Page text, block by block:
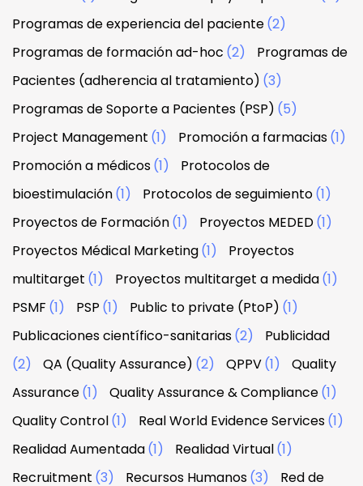
Programas de experiencia del paciente(2)
Programas de formación ad-hoc (2)
Programas de
Pacientes (adherencia al tratamiento) (3)
Programas de Soporte a Pacientes (PSP) (5)
Project Management (1) Promoción a farmacias(1)
Promoción a médicos(1)
Protocolos de
bioestimulación(1) Protocolos de seguimiento(1)
Proyectos de Formación(1) Proyectos MEDED(1)
Proyectos Médical Marketing(1)
Proyectos
multitarget (1) Proyectos multitarget a medida(1)
PSMF (1) PSP (1) Public to private (PtoP) (1)
Publicaciones científico-sanitarias(2)
Publicidad
(2)
QA (Quality Assurance) (2) QPPV(1)
Quality
Assurance(1) Quality Assurance & Compliance(1)
Quality Control(1) Real World Evidence Services(1)
Realidad Aumentada(1) Realidad Virtual(1)
Recruitment (3) Recursos Humanos(3)
Red de